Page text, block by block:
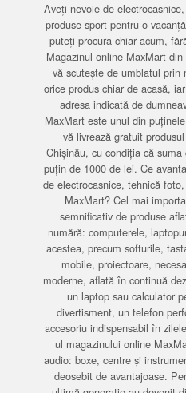
Aveți nevoie de
produse sport pentru o
puteți procura chiar acum,
Magazinul online MaxMart
vă scutește de umblatul
orice produs chiar de acasă,
adresa indicată de
MaxMart este unul din
vă livrează gratuit
Chișinău, cu condiția că
puțin de 1000 de lei. Ce
de electrocasnice, tehnică
MaxMart? Cel mai
semnificativ de produse
numără: computerele,
acestea, precum softurile,
mobile, proiectoare,
moderne, aflată în continuă
un laptop sau calculator
divertisment, un telefon
accesoriu indispensabil în
ul magazinului online
audio: boxe, centre și
deosebit de avantajoase.